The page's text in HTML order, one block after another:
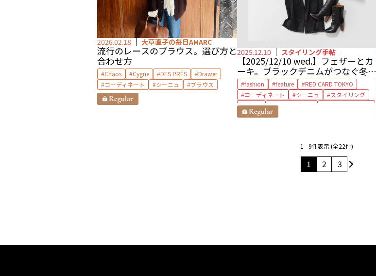
2026.02.18 大草直子の毎日AMARC
流行のレースのブラウス。 選び方と
合わせ方
Chaos Cygne DES PRÉS
Drawer
コーディネート
シーニュ ブラウス
2025.12.10 スタイリング手帖
【2025/12/10 wed.】フェザーとカ
ーキ。ブラックデニムがつなぐ冬の
MIXバランス
fashion feature
RED CARD TOKYO
コーディネート
シーニュ
スタイリング
デニム
ブラックデニム
マディソンブルー
大草直子
1 - 9件表示 (全22件)
1 2 3